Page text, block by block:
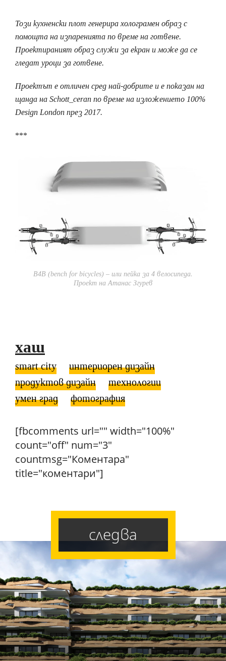
Този кухненски плот генерира холограмен образ с
помощта на изпаренията по време на готвене.
Проектираният образ служи за екран и може да се
гледат уроци за готвене.
Проектът е отличен сред най-добрите и е показан на
щанда на Schott_ceran по време на изложението 100%
Design London през 2017.
***
B4B (bench for bicycles) – или пейка за 4 велосипеда.
Проект на Атанас Згурев
хаш
smart city
интериорен дизайн
продуктов дизайн
технологии
умен град
фотография
[fbcomments url="" width="100%"
count="off" num="3"
countmsg="Коментара"
title="коментари"]
следва